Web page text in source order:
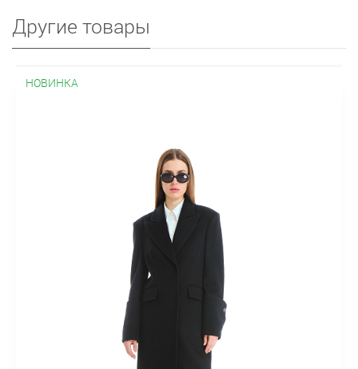
Другие товары
НОВИНКА